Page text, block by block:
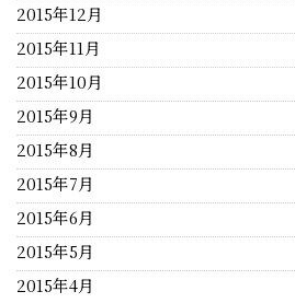
2015年12月
2015年11月
2015年10月
2015年9月
2015年8月
2015年7月
2015年6月
2015年5月
2015年4月